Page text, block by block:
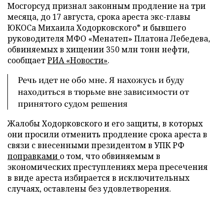
Мосгорсуд признал законным продление на три
месяца, до 17 августа, срока ареста экс-главы
ЮКОСа Михаила Ходорковского* и бывшего
руководителя МФО «Менатеп» Платона Лебедева,
обвиняемых в хищении 350 млн тонн нефти,
сообщаетРИА «Новости».
Речь идет не обо мне. Я нахожусь и буду
находиться в тюрьме вне зависимости от
принятого судом решения
Жалобы Ходорковского и его защиты, в которых
они просили отменить продление срока ареста в
связи с внесенными президентом в УПК РФ
поправками о том, что обвиняемым в
экономических преступлениях мера пресечения
в виде ареста избирается в исключительных
случаях, оставлены без удовлетворения.